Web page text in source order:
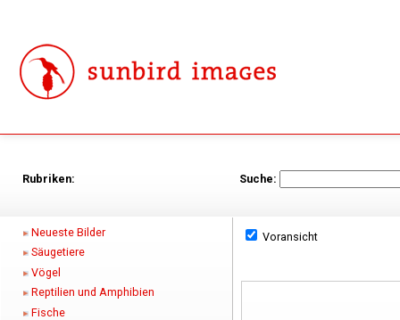
Rubriken: Suche:
Neueste Bilder
Säugetiere
Vögel
Reptilien und Amphibien
Fische
Voransicht